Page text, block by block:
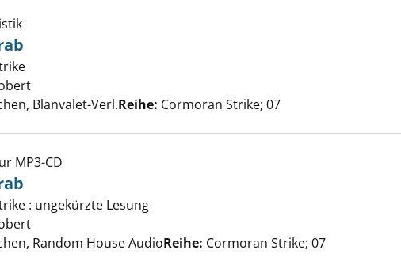
Grab anzeigen
Blanvalet-Verl.Reihe: Cormoran Strike; 07
Grab anzeigen
MP3-CD
: ungekürzte Lesung
Random House AudioReihe: Cormoran Strike; 07